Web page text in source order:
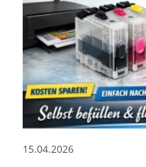
15.04.2026